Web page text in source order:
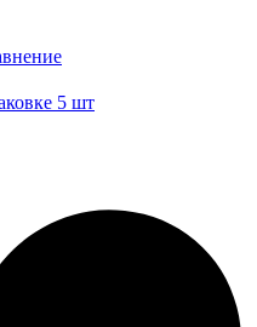
5 шт